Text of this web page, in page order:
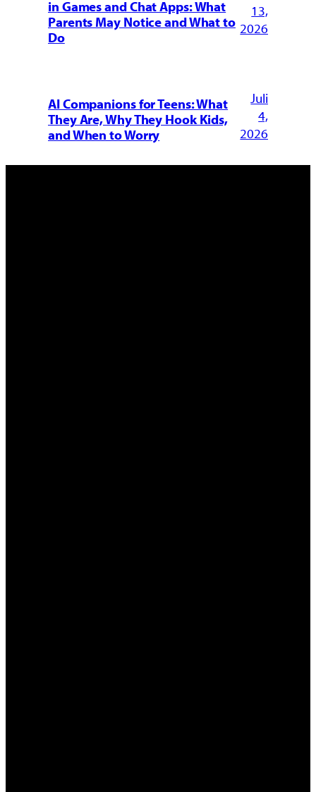
in Games and Chat Apps: What
Parents May Notice and What to
Do
13,
2026
AI Companions for Teens: What
They Are, Why They Hook Kids,
and When to Worry
Juli
4,
2026